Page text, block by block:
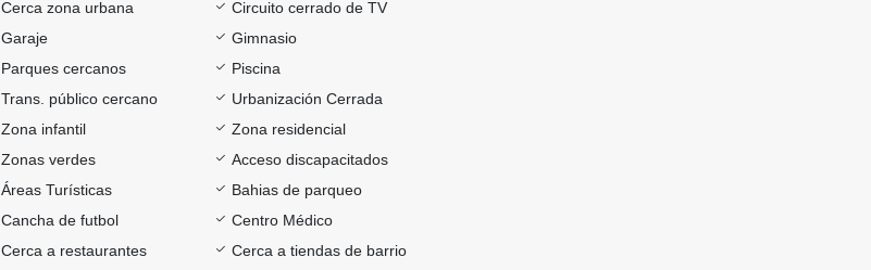
Cerca zona urbana
Circuito cerrado de TV
Garaje
Gimnasio
Parques cercanos
Piscina
Trans. público cercano
Urbanización Cerrada
Zona infantil
Zona residencial
Zonas verdes
Acceso discapacitados
Áreas Turísticas
Bahias de parqueo
Cancha de futbol
Centro Médico
Cerca a restaurantes
Cerca a tiendas de barrio